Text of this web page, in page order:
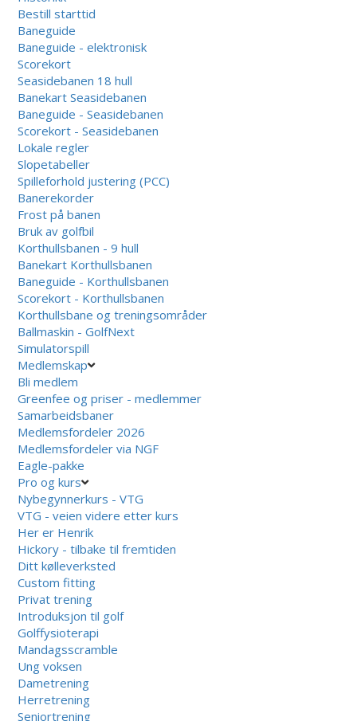
Bestill starttid
Baneguide
Baneguide - elektronisk
Scorekort
Seasidebanen 18 hull
Banekart Seasidebanen
Baneguide - Seasidebanen
Scorekort - Seasidebanen
Lokale regler
Slopetabeller
Spilleforhold justering (PCC)
Banerekorder
Frost på banen
Bruk av golfbil
Korthullsbanen - 9 hull
Banekart Korthullsbanen
Baneguide - Korthullsbanen
Scorekort - Korthullsbanen
Korthullsbane og treningsområder
Ballmaskin - GolfNext
Simulatorspill
Medlemskap
Bli medlem
Greenfee og priser - medlemmer
Samarbeidsbaner
Medlemsfordeler 2026
Medlemsfordeler via NGF
Eagle-pakke
Pro og kurs
Nybegynnerkurs - VTG
VTG - veien videre etter kurs
Her er Henrik
Hickory - tilbake til fremtiden
Ditt kølleverksted
Custom fitting
Privat trening
Introduksjon til golf
Golffysioterapi
Mandagsscramble
Ung voksen
Dametrening
Herretrening
Seniortrening